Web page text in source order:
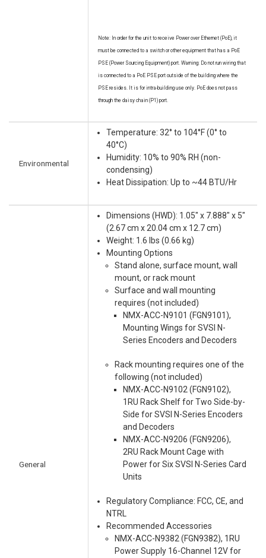
Note: In order for the unit to receive Power over Ethernet (PoE), it
must be connected to a switch or other equipment that has a PoE
PSE (Power Sourcing Equipment) port. Warning: Do not run wiring that
is connected to a PoE PSE port outside of the building where the
PSE resides. It is for intra-building use only. PoE does not pass
through the daisy chain (P1) port.
Environmental
Temperature: 32° to 104°F (0° to
40°C)
Humidity: 10% to 90% RH (non-
condensing)
Heat Dissipation: Up to ~44 BTU/Hr
General
Dimensions (HWD): 1.05" x 7.888" x 5"
(2.67 cm x 20.04 cm x 12.7 cm)
Weight: 1.6 lbs (0.66 kg)
Mounting Options
Stand alone, surface mount, wall
mount, or rack mount
Surface and wall mounting
requires (not included)
NMX-ACC-N9101 (FGN9101),
Mounting Wings for SVSI N-
Series Encoders and Decoders
Rack mounting requires one of the
following (not included)
NMX-ACC-N9102 (FGN9102),
1RU Rack Shelf for Two Side-by-
Side for SVSI N-Series Encoders
and Decoders
NMX-ACC-N9206 (FGN9206),
2RU Rack Mount Cage with
Power for Six SVSI N-Series Card
Units
Regulatory Compliance: FCC, CE, and
NTRL
Recommended Accessories
NMX-ACC-N9382 (FGN9382), 1RU
Power Supply 16-Channel 12V for